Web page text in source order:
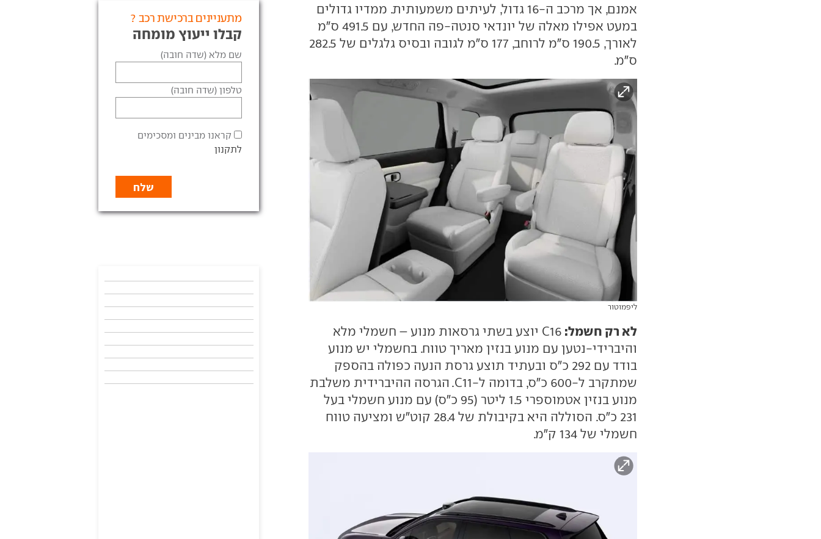
אמנם, אך מרכב ה-16 גדול, לעיתים משמעותית. ממדיו גדולים
במעט אפילו מאלה של יונדאי סנטה-פה החדש, עם 491.5 ס"מ
לאורך, 190.5 ס"מ לרוחב, 177 ס"מ לגובה ובסיס גלגלים של 282.5
ס"מ.
ליפמוטור
לא רק חשמל:
C16 יוצע בשתי גרסאות מנוע – חשמלי מלא
והיברידי-נטען עם מנוע בנזין מאריך טווח. בחשמלי יש מנוע
בודד עם 292 כ"ס ובעתיד תוצע גרסת הנעה כפולה בהספק
שמתקרב ל-600 כ"ס, בדומה ל-C11. הגרסה ההיברידית משלבת
מנוע בנזין אטמוספרי 1.5 ליטר (95 כ"ס) עם מנוע חשמלי בעל
231 כ"ס. הסוללה היא בקיבולת של 28.4 קוט"ש ומציעה טווח
חשמלי של 134 ק"מ.
מתעניינים ברכישת רכב ?
קבלו ייעוץ מומחה
שם מלא (שדה חובה)
טלפון (שדה חובה)
קראנו מבינים ומסכימים
לתקנון